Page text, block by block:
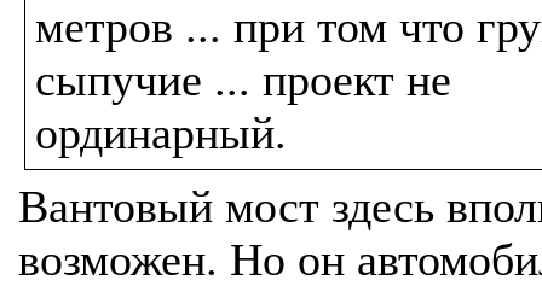
метров ... при том что
сыпучие ... проект не
ординарный.
Вантовый мост здесь
возможен. Но он